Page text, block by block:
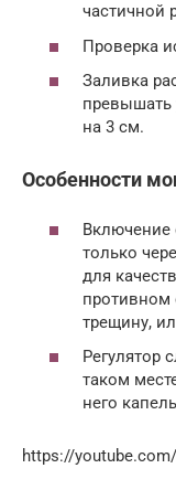
частичной
Проверка
Заливка
превышать
на 3 см.
Особенности
Включение
только
для
противном
трещину,
Регулятор
таком
него
https://